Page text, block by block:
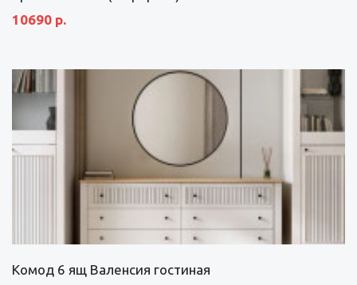
10690 р.
Комод 6 ящ Валенсия гостиная